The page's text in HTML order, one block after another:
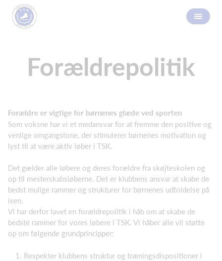
Forældrepolitik
Forældre er vigtige for børnenes glæde ved sporten
Som voksne har vi et medansvar for at fremme den positive og
venlige omgangstone, der stimulerer børnenes motivation og
lyst til at være aktiv løber i TSK.
Det gælder alle løbere og deres forældre fra skøjteskolen og
op til mesterskabsløberne. Det er klubbens ansvar at skabe de
bedst mulige rammer og strukturer for børnenes udfoldelse på
isen.
Vi har derfor lavet en forældrepolitik i håb om at skabe de
bedste rammer for vores løbere i TSK. Vi håber alle vil støtte
op om følgende grundprincipper:
Respekter klubbens struktur og træningsdispositioner i